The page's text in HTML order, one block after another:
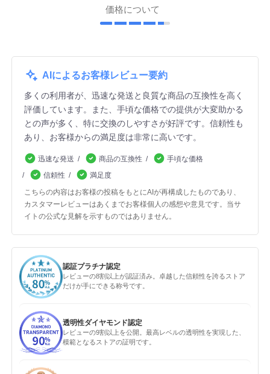
価格について
AIによるお客様レビュー要約
多くの利用者が、迅速な発送と良質な商品の互換性を高く
評価しています。また、手頃な価格での提供が大変助かる
との声が多く、特に交換のしやすさが好評です。信頼性も
あり、お客様からの満足度は非常に高いです。
迅速な発送 商品の互換性
手頃な価格
信頼性
満足度
こちらの内容はお客様の投稿をもとにAIが再構成したものであり、
カスタマーレビューはあくまでお客様個人の感想や意見です。当サ
イトの公式な見解を示すものではありません。
認証プラチナ認定
レビューの8割以上が認証済み。卓越した信頼性を誇るストア
だけが手にできる称号です。
透明性ダイヤモンド認定
レビューの9割以上を公開。最高レベルの透明性を実現した、
模範となるストアの証明です。